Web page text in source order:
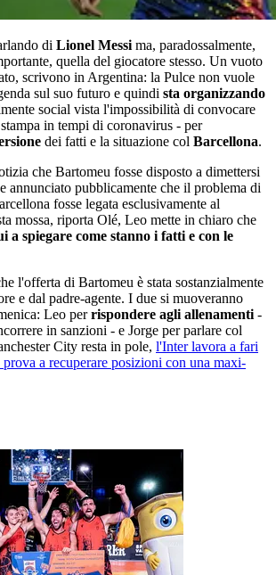
di Lionel Messi ma, paradossalmente,
quella del giocatore stesso. Un vuoto
scrivono in Argentina: la Pulce non vuole
sul suo futuro e quindi sta organizzando
social vista l'impossibilità di convocare
in tempi di coronavirus - per
dei fatti e la situazione col Barcellona.
che Bartomeu fosse disposto a dimettersi
annunciato pubblicamente che il problema di
fosse legata esclusivamente al
mossa, riporta Olé, Leo mette in chiaro che
a spiegare come stanno i fatti e con le
l'offerta di Bartomeu è stata sostanzialmente
e dal padre-agente. I due si muoveranno
Leo perrispondere agli allenamenti -
in sanzioni - e Jorge per parlare col
City resta in pole, l'Inter lavora a fari
a recuperare posizioni con una maxi-